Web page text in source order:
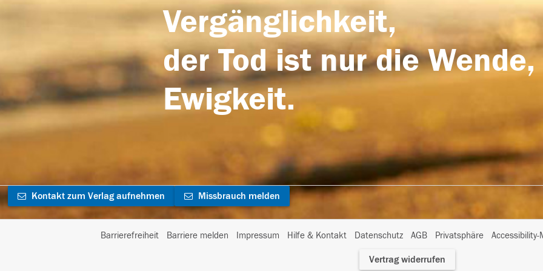
Vergänglichkeit,
der Tod ist nur die
Ewigkeit.
Kontakt zum Verlag aufnehmen Missbrauch melden
Barrierefreiheit Barriere melden Impressum Hilfe & Kontakt Datenschutz AGB Privatsphäre
I
Vertrag widerrufen